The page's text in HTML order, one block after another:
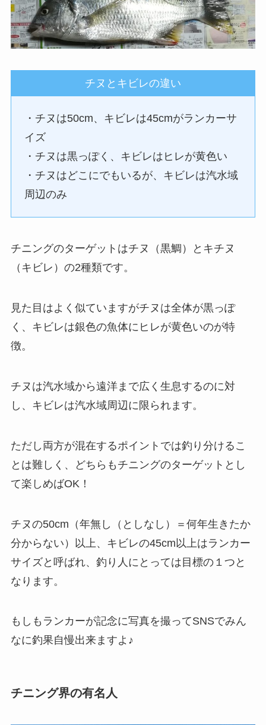
チヌとキビレの違い
・チヌは50cm、キビレは45cmがランカーサ
イズ
・チヌは黒っぽく、キビレはヒレが黄色い
・チヌはどこにでもいるが、キビレは汽水域
周辺のみ
チニングのターゲットはチヌ（黒鯛）とキチヌ
（キビレ）の2種類です。
見た目はよく似ていますがチヌは全体が黒っぽ
く、キビレは銀色の魚体にヒレが黄色いのが特
徴。
チヌは汽水域から遠洋まで広く生息するのに対
し、キビレは汽水域周辺に限られます。
ただし両方が混在するポイントでは釣り分けるこ
とは難しく、どちらもチニングのターゲットとし
て楽しめばOK！
チヌの50cm（年無し（としなし）＝何年生きたか
分からない）以上、キビレの45cm以上はランカー
サイズと呼ばれ、釣り人にとっては目標の１つと
なります。
もしもランカーが記念に写真を撮ってSNSでみん
なに釣果自慢出来ますよ♪
チニング界の有名人